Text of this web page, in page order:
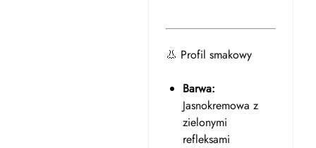
👃 Profil smakowy
Barwa:
Jasnokremowa z
zielonymi
refleksami